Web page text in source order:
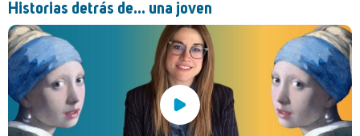
Historias detrás de... una joven